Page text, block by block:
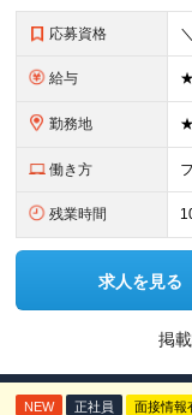
応募資格
給与
勤務地
働き方
残業時間
求人を見る
掲
NEW 正社員 面接情報